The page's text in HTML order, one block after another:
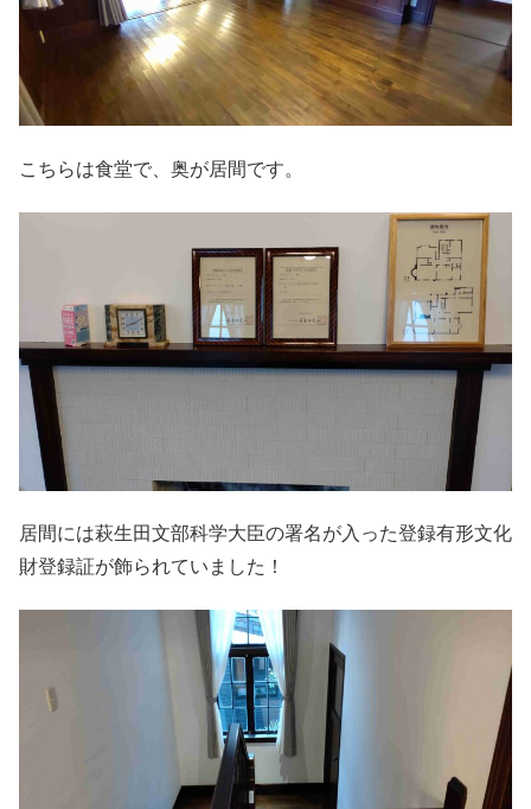
こちらは食堂で、奥が居間です。
居間には萩生田文部科学大臣の署名が入った登録有形文化
財登録証が飾られていました！